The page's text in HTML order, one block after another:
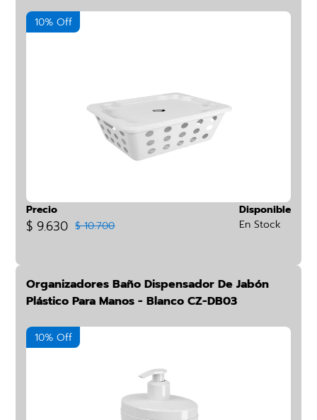
10% Off
Precio
$ 9.630 $ 10.700
Disponible
En Stock
Organizadores Baño Dispensador De Jabón
Plástico Para Manos - Blanco CZ-DB03
10% Off